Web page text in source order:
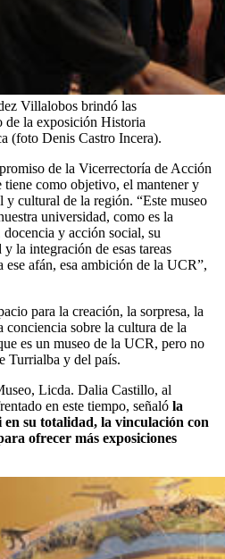
Villalobos brindó las
de la exposición Historia
(foto Denis Castro Incera).
de la Vicerrectoría de Acción
tiene como objetivo, el mantener y
y cultural de la región. “Este museo
universidad, como es la
y acción social, su
la integración de esas tareas
ese afán, esa ambición de la UCR”,
para la creación, la sorpresa, la
sobre la cultura de la
es un museo de la UCR, pero no
Turrialba y del país.
Licda. Dalia Castillo, al
en este tiempo, señaló la
su totalidad, la vinculación con
ofrecer más exposiciones